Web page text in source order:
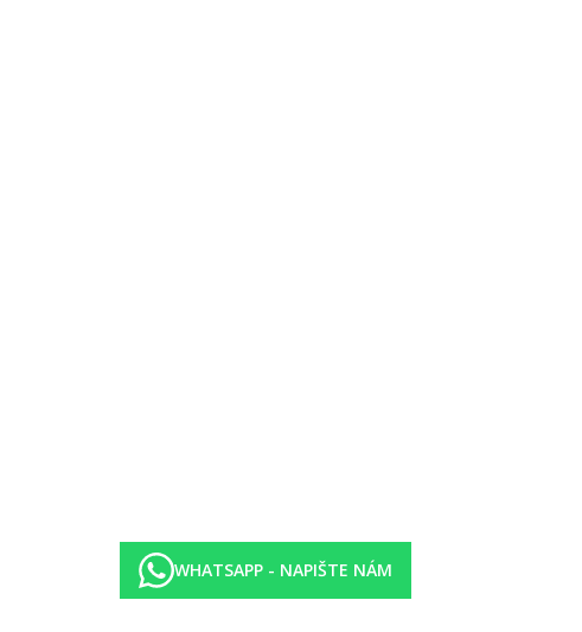
WHATSAPP - NAPIŠTE NÁM